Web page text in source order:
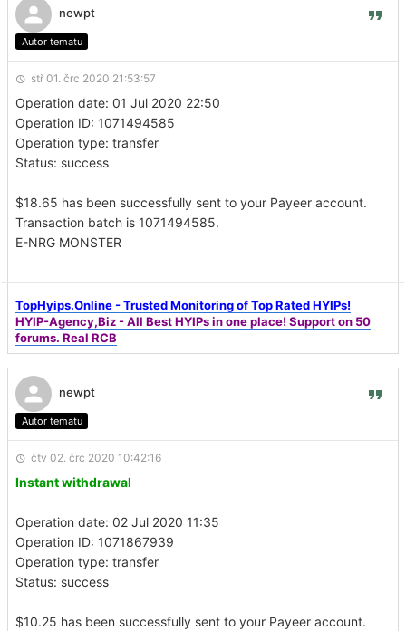
newpt
Autor tematu
stř 01. črc 2020 21:53:57
Operation date: 01 Jul 2020 22:50
Operation ID: 1071494585
Operation type: transfer
Status: success
$18.65 has been successfully sent to your Payeer account.
Transaction batch is 1071494585.
E-NRG MONSTER
TopHyips.Online - Trusted Monitoring of Top Rated HYIPs!
HYIP-Agency,Biz - All Best HYIPs in one place! Support on 50
forums. Real RCB
newpt
Autor tematu
čtv 02. črc 2020 10:42:16
Instant withdrawal
Operation date: 02 Jul 2020 11:35
Operation ID: 1071867939
Operation type: transfer
Status: success
$10.25 has been successfully sent to your Payeer account.